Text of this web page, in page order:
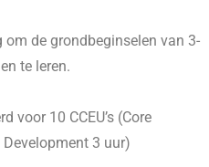
de grondbeginselen van 3-
te leren.
voor 10 CCEU’s (Core
3 uur)